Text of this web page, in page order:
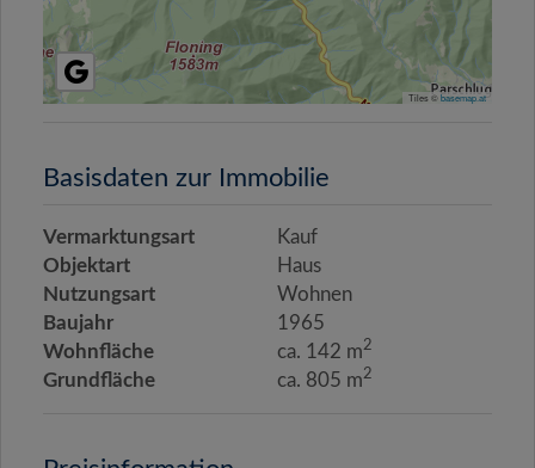
Tiles ©basemap.at
Basisdaten zur Immobilie
Vermarktungsart
Kauf
Objektart
Haus
Nutzungsart
Wohnen
Baujahr
1965
Wohnfläche
ca. 142 m2
Grundfläche ca. 805 m2